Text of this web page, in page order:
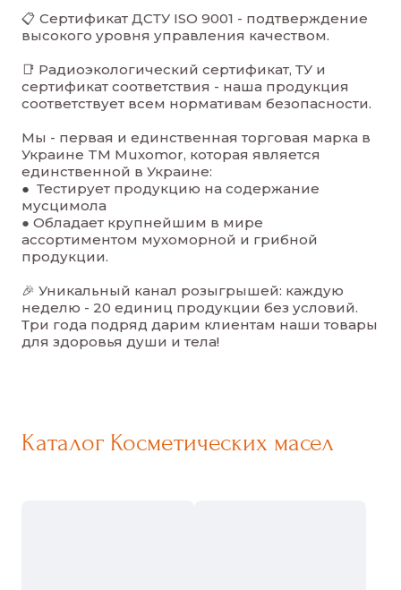
📋 Сертификат ДСТУ ISO 9001 - подтверждение
высокого уровня управления качеством.
📑 Радиоэкологический сертификат, ТУ и
сертификат соответствия - наша продукция
соответствует всем нормативам безопасности.
Мы - первая и единственная торговая марка в
Украине TM Muxomor, которая является
единственной в Украине:
● Тестирует продукцию на содержание
мусцимола
● Обладает крупнейшим в мире
ассортиментом мухоморной и грибной
продукции.
🎉 Уникальный канал розыгрышей: каждую
неделю - 20 единиц продукции без условий.
Три года подряд дарим клиентам наши товары
для здоровья души и тела!
Каталог Косметических масел